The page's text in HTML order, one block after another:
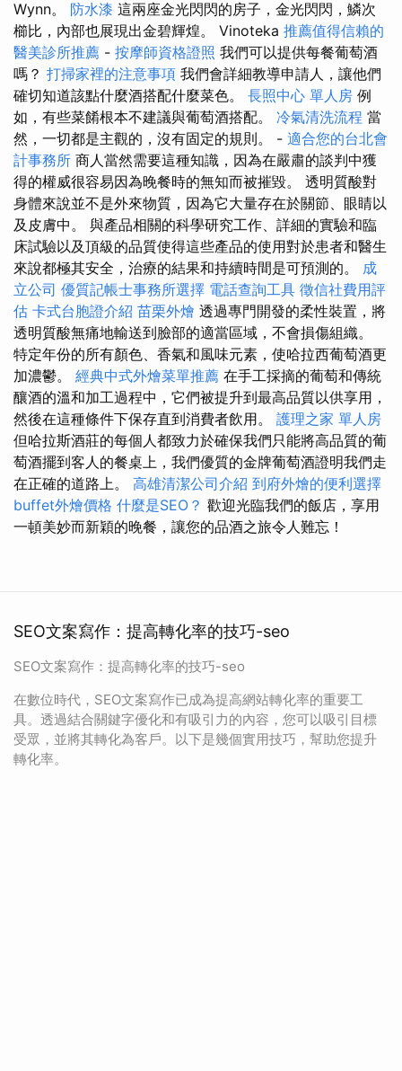
Wynn。 防水漆 這兩座金光閃閃的房子，金光閃閃，鱗次
櫛比，內部也展現出金碧輝煌。 Vinoteka 推薦值得信賴的
醫美診所推薦 - 按摩師資格證照 我們可以提供每餐葡萄酒
嗎？ 打掃家裡的注意事項 我們會詳細教導申請人，讓他們
確切知道該點什麼酒搭配什麼菜色。 長照中心 單人房 例
如，有些菜餚根本不建議與葡萄酒搭配。 冷氣清洗流程 當
然，一切都是主觀的，沒有固定的規則。 - 適合您的台北會
計事務所 商人當然需要這種知識，因為在嚴肅的談判中獲
得的權威很容易因為晚餐時的無知而被摧毀。 透明質酸對
身體來說並不是外來物質，因為它大量存在於關節、眼睛以
及皮膚中。 與產品相關的科學研究工作、詳細的實驗和臨
床試驗以及頂級的品質使得這些產品的使用對於患者和醫生
來說都極其安全，治療的結果和持續時間是可預測的。 成
立公司 優質記帳士事務所選擇 電話查詢工具 徵信社費用評
估 卡式台胞證介紹 苗栗外燴 透過專門開發的柔性裝置，將
透明質酸無痛地輸送到臉部的適當區域，不會損傷組織。
特定年份的所有顏色、香氣和風味元素，使哈拉西葡萄酒更
加濃鬱。 經典中式外燴菜單推薦 在手工採摘的葡萄和傳統
釀酒的溫和加工過程中，它們被提升到最高品質以供享用，
然後在這種條件下保存直到消費者飲用。 護理之家 單人房
但哈拉斯酒莊的每個人都致力於確保我們只能將高品質的葡
萄酒擺到客人的餐桌上，我們優質的金牌葡萄酒證明我們走
在正確的道路上。 高雄清潔公司介紹 到府外燴的便利選擇
buffet外燴價格 什麼是SEO？ 歡迎光臨我們的飯店，享用
一頓美妙而新穎的晚餐，讓您的品酒之旅令人難忘！
SEO文案寫作：提高轉化率的技巧-seo
SEO文案寫作：提高轉化率的技巧-seo
在數位時代，SEO文案寫作已成為提高網站轉化率的重要工
具。透過結合關鍵字優化和有吸引力的內容，您可以吸引目標
受眾，並將其轉化為客戶。以下是幾個實用技巧，幫助您提升
轉化率。